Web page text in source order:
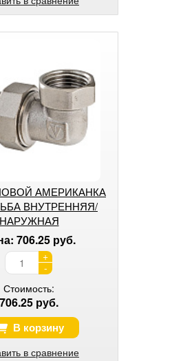
АМЕРИКАНКА
ВНУТРЕННЯЯ/
НАРУЖНАЯ
706.25 руб.
+
-
Стоимость:
706.25 руб.
В корзину
в сравнение